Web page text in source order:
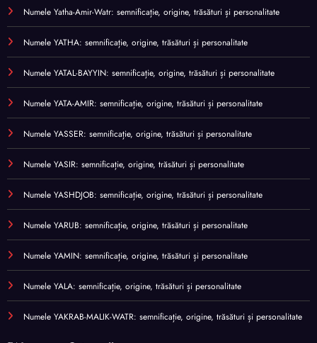
Numele Yatha-Amir-Watr: semnificație, origine, trăsături și personalitate
Numele YATHA: semnificație, origine, trăsături și personalitate
Numele YATAL-BAYYIN: semnificație, origine, trăsături și personalitate
Numele YATA-AMIR: semnificație, origine, trăsături și personalitate
Numele YASSER: semnificație, origine, trăsături și personalitate
Numele YASIR: semnificație, origine, trăsături și personalitate
Numele YASHDJOB: semnificație, origine, trăsături și personalitate
Numele YARUB: semnificație, origine, trăsături și personalitate
Numele YAMIN: semnificație, origine, trăsături și personalitate
Numele YALA: semnificație, origine, trăsături și personalitate
Numele YAKRAB-MALIK-WATR: semnificație, origine, trăsături și personalitate